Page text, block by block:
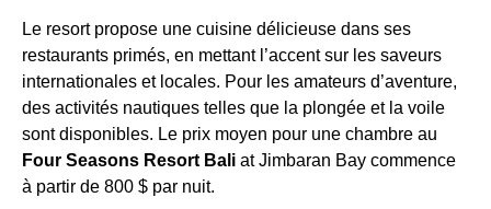
Le resort propose une cuisine délicieuse dans ses
restaurants primés, en mettant l’accent sur les saveurs
internationales et locales. Pour les amateurs d’aventure,
des activités nautiques telles que la plongée et la voile
sont disponibles. Le prix moyen pour une chambre au
Four Seasons Resort Bali at Jimbaran Bay commence
à partir de 800 $ par nuit.